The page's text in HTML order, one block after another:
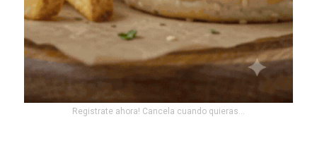
Registrate ahora! Cancela cuando quieras...